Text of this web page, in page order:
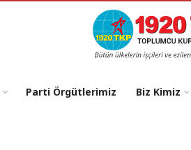
Parti Örgütlerimiz Biz Kimiz